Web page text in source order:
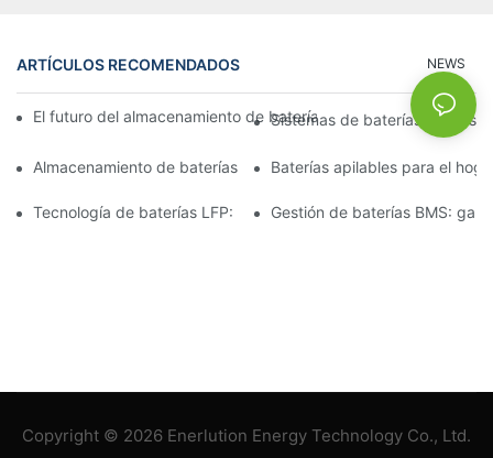
ARTÍCULOS RECOMENDADOS NEWS
El futuro del almacenamiento de baterías comerciales:
Sistemas de baterías solares
Almacenamiento de baterías de 15 kW: Impulsando su futuro
Baterías apilables para el
Tecnología de baterías LFP: una opción sostenible para el
Gestión de baterías BMS:
Copyright © 2026 Enerlution Energy Technology Co., Ltd.